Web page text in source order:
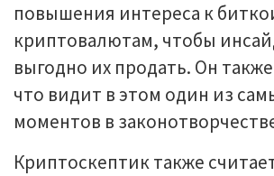
повышения интереса к
криптовалютам, чтобы
выгодно их продать. Он
что видит в этом один из
моментов в
Криптоскептик также